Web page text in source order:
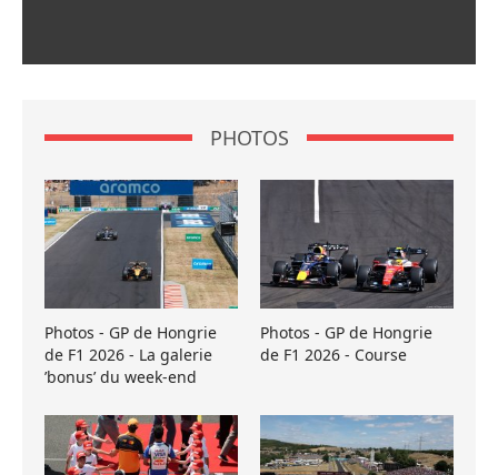
PHOTOS
Photos - GP de Hongrie
de F1 2026 - La galerie
’bonus’ du week-end
Photos - GP de Hongrie
de F1 2026 - Course